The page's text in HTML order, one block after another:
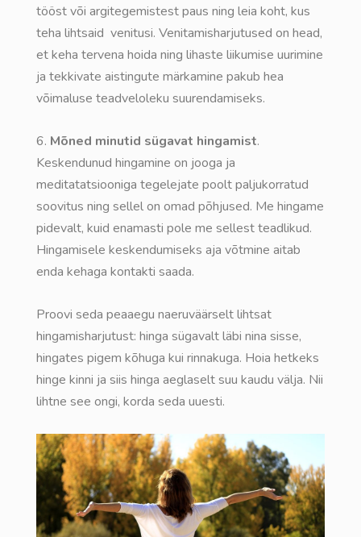
tööst või argitegemistest paus ning leia koht, kus
teha lihtsaid venitusi. Venitamisharjutused on head,
et keha tervena hoida ning lihaste liikumise uurimine
ja tekkivate aistingute märkamine pakub hea
võimaluse teadveloleku suurendamiseks.
6. Mõned minutid sügavat hingamist.
Keskendunud hingamine on jooga ja
meditatatsiooniga tegelejate poolt paljukorratud
soovitus ning sellel on omad põhjused. Me hingame
pidevalt, kuid enamasti pole me sellest teadlikud.
Hingamisele keskendumiseks aja võtmine aitab
enda kehaga kontakti saada.
Proovi seda peaaegu naeruväärselt lihtsat
hingamisharjutust: hinga sügavalt läbi nina sisse,
hingates pigem kõhuga kui rinnakuga. Hoia hetkeks
hinge kinni ja siis hinga aeglaselt suu kaudu välja. Nii
lihtne see ongi, korda seda uuesti.